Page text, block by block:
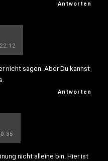
Antworten
nicht sagen. Aber Du kannst
Antworten
nicht alleine bin. Hier ist